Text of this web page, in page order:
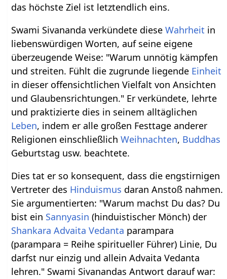
das höchste Ziel ist letztendlich eins.
Swami Sivananda verkündete dieseWahrheit in
liebenswürdigen Worten, auf seine eigene
überzeugende Weise: "Warum unnötig kämpfen
und streiten. Fühlt die zugrunde liegende Einheit
in dieser offensichtlichen Vielfalt von Ansichten
und Glaubensrichtungen." Er verkündete, lehrte
und praktizierte dies in seinem alltäglichen
Leben, indem er alle großen Festtage anderer
Religionen einschließlichWeihnachten, Buddhas
Geburtstag usw. beachtete.
Dies tat er so konsequent, dass die engstirnigen
Vertreter des Hinduismus daran Anstoß nahmen.
Sie argumentierten: "Warum machst Du das? Du
bist ein Sannyasin (hinduistischer Mönch) der
Shankara Advaita Vedanta parampara
(parampara = Reihe spiritueller Führer) Linie, Du
darfst nur einzig und allein Advaita Vedanta
lehren." Swami Sivanandas Antwort darauf war: